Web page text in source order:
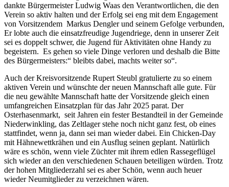
dankte Bürgermeister Ludwig Waas den Verantwortlichen, die den
Verein so aktiv halten und der Erfolg sei eng mit dem Engagement
von Vorsitzendem Markus Dengler und seinem Gefolge verbunden,
Er lobte auch die einsatzfreudige Jugendriege, denn in unserer Zeit
sei es doppelt schwer, die Jugend für Aktivitäten ohne Handy zu
begeistern. Es gehen so viele Dinge verloren und deshalb die Bitte
des Bürgermeisters:“ bleibts dabei, machts weiter so“.
Auch der Kreisvorsitzende Rupert Steubl gratulierte zu so einem
aktiven Verein und wünschte der neuen Mannschaft alle gute. Für
die neu gewählte Mannschaft hatte der Vorsitzende gleich einen
umfangreichen Einsatzplan für das Jahr 2025 parat. Der
Osterhasenmarkt, seit Jahren ein fester Bestandteil in der Gemeinde
Niederwinkling, das Zeltlager stehe noch nicht ganz fest, ob eines
stattfindet, wenn ja, dann sei man wieder dabei. Ein Chicken-Day
mit Hähnewettkrähen und ein Ausflug seinen geplant. Natürlich
wäre es schön, wenn viele Züchter mit ihrem edlen Rassegeflügel
sich wieder an den verschiedenen Schauen beteiligen würden. Trotz
der hohen Mitgliederzahl sei es aber Schön, wenn auch heuer
wieder Neumitglieder zu verzeichnen wären.